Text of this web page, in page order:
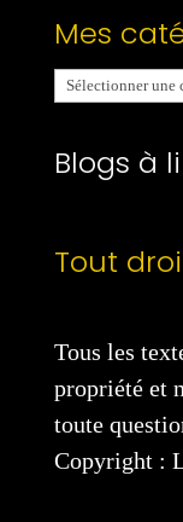
Mes
Mes
catégories
Blogs à
Tout
Tous les
propriété et
toute
Copyright :